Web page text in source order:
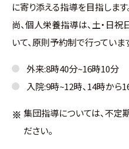
に寄り添える指導を目指します
尚、個人栄養指導は、土・日
いて、原則予約制で行っていま
外来:8時40分~16時10分
入院:9時~12時、14時から
集団指導については、不定
ださい。